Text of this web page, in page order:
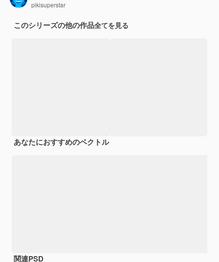
pikisuperstar
このシリーズの他の作品全てを見る
あなたにおすすめのベクトル
関連PSD